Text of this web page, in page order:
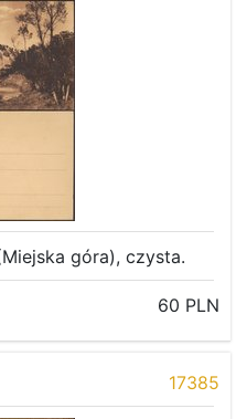
góra), czysta.
60 PLN
17385